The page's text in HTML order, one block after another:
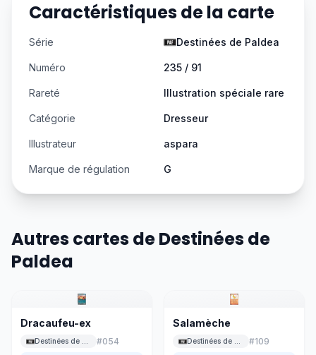
Caractéristiques de la carte
Série Destinées de Paldea
Numéro 235 / 91
Rareté Illustration spéciale rare
Catégorie Dresseur
Illustrateur aspara
Marque de régulation G
Autres cartes de Destinées de
Paldea
Dracaufeu-ex
#054
Salamèche
#109